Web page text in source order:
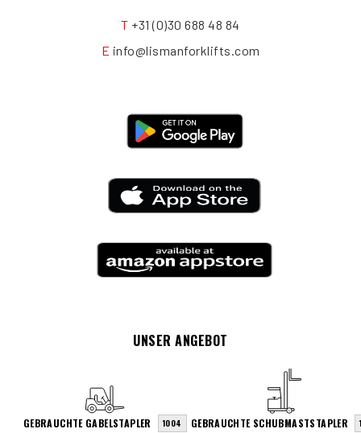
T +31 (0)30 688 48 84
E info@lismanforklifts.com
UNSER ANGEBOT
GEBRAUCHTE GABELSTAPLER 1004 GEBRAUCHTE SCHUBMASTSTAPLER